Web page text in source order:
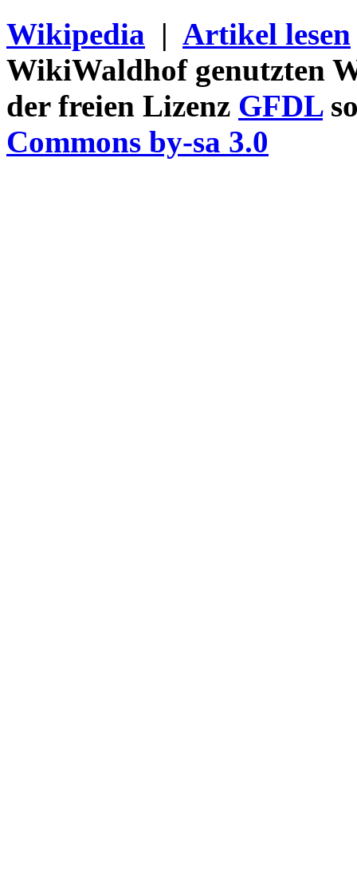
Wikipedia | Artikel lesen
WikiWaldhof genutzten
der freien Lizenz GFDL
Commons by-sa 3.0